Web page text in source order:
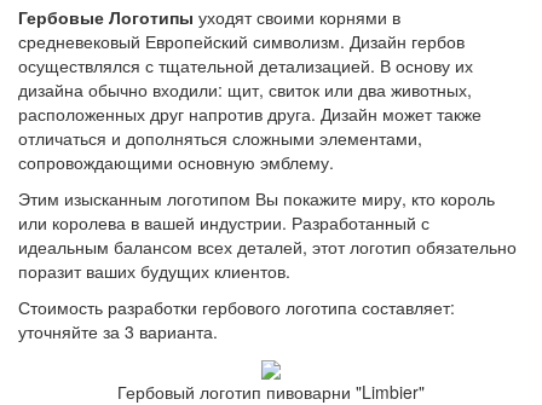
Гербовые Логотипы уходят своими корнями в
средневековый Европейский символизм. Дизайн гербов
осуществлялся с тщательной детализацией. В основу их
дизайна обычно входили: щит, свиток или два животных,
расположенных друг напротив друга. Дизайн может также
отличаться и дополняться сложными элементами,
сопровождающими основную эмблему.
Этим изысканным логотипом Вы покажите миру, кто король
или королева в вашей индустрии. Разработанный с
идеальным балансом всех деталей, этот логотип обязательно
поразит ваших будущих клиентов.
Стоимость разработки гербового логотипа составляет:
уточняйте за 3 варианта.
Гербовый логотип пивоварни "Limbier"